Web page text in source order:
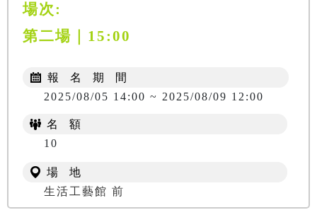
場次:
第二場｜15:00
報 名 期 間
2025/08/05 14:00 ~ 2025/08/09 12:00
名 額
10
場 地
生活工藝館 前